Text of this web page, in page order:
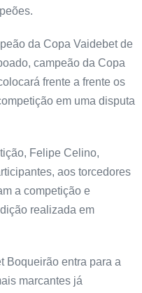
da Copa Vaidebet de
campeão da Copa
frente a frente os
em uma disputa
Felipe Celino,
aos torcedores
a competição e
realizada em
Boqueirão entra para a
marcantes já